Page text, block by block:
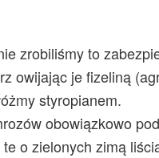
zrobiliśmy to
owijając je fizeliną
styropianem.
obowiązkowo
o zielonych zimą